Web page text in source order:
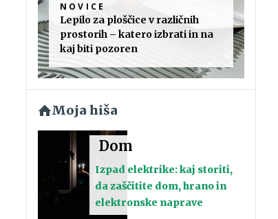
NOVICE
Lepilo za ploščice v različnih
prostorih – katero izbrati in na
kaj biti pozoren
Moja hiša
Dom
Izpad elektrike: kaj storiti,
da zaščitite dom, hrano in
elektronske naprave